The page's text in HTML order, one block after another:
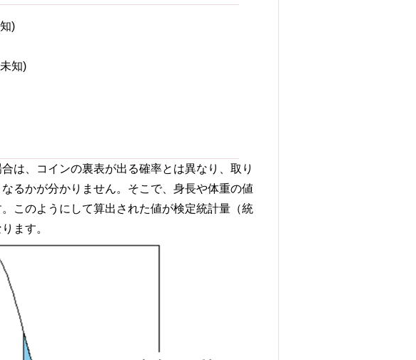
)
知)
は、コインの裏表が出る確率とは異なり、取り
るかが分かりません。そこで、身長や体重の値
このようにして算出された値が検定統計量（統
ます。